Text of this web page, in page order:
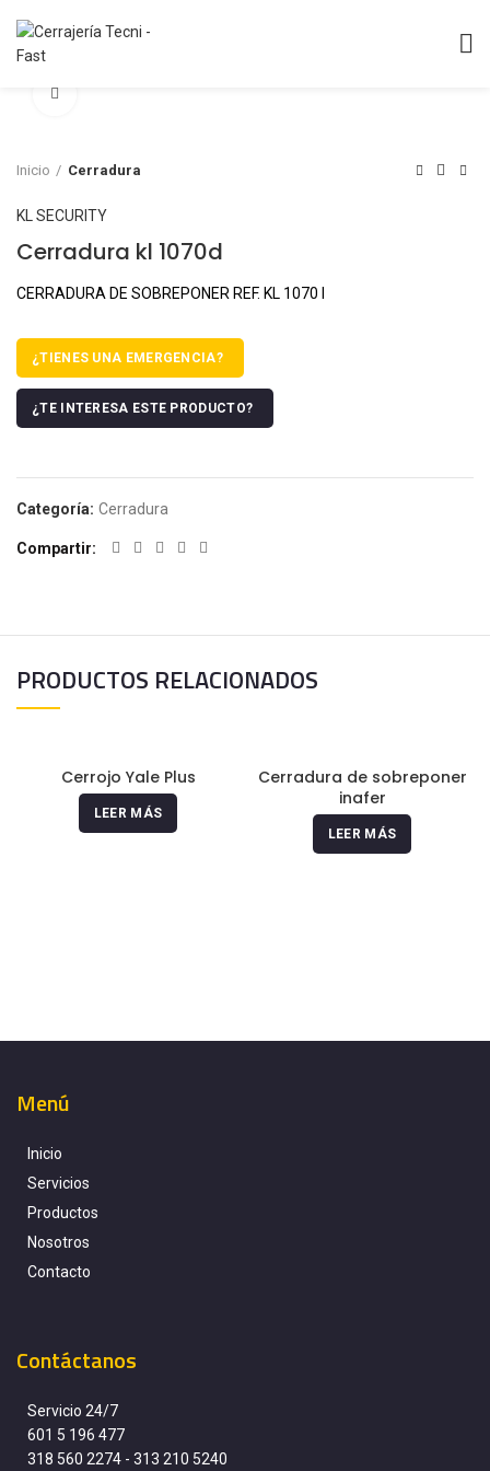
Inicio Cerradura
KL SECURITY
Cerradura kl 1070d
CERRADURA DE SOBREPONER REF. KL 1070 I
¿TIENES UNA EMERGENCIA?
¿TE INTERESA ESTE PRODUCTO?
Categoría: Cerradura
Compartir
PRODUCTOS RELACIONADOS
Cerrojo Yale Plus
LEER MÁS
Cerradura de sobreponer
inafer
LEER MÁS
Menú
Inicio
Servicios
Productos
Nosotros
Contacto
Contáctanos
Servicio 24/7
601 5 196 477
318 560 2274 - 313 210 5240